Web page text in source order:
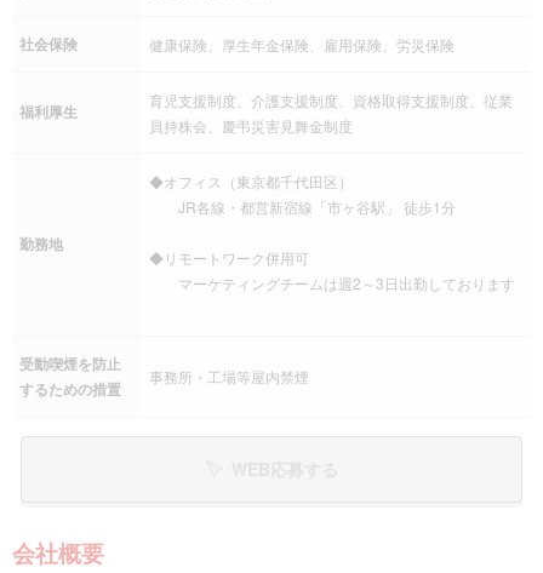
社会保険 健康保険、厚生年金保険、雇用保険、労災保険
福利厚生
育児支援制度、介護支援制度、資格取得支援制度、従業
員持株会、慶弔災害見舞金制度
勤務地
◆オフィス（東京都千代田区）
JR各線・都営新宿線「市ヶ谷駅」 徒歩1分
◆リモートワーク併用可
マーケティングチームは週2～3日出勤しております
受動喫煙を防止
するための措置
事務所・工場等屋内禁煙
会社概要